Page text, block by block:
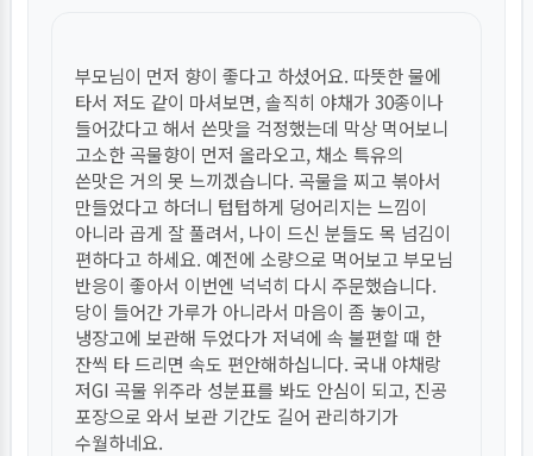
부모님이 먼저 향이 좋다고 하셨어요. 따뜻한 물에
타서 저도 같이 마셔보면, 솔직히 야채가 30종이나
들어갔다고 해서 쓴맛을 걱정했는데 막상 먹어보니
고소한 곡물향이 먼저 올라오고, 채소 특유의
쓴맛은 거의 못 느끼겠습니다. 곡물을 찌고 볶아서
만들었다고 하더니 텁텁하게 덩어리지는 느낌이
아니라 곱게 잘 풀려서, 나이 드신 분들도 목 넘김이
편하다고 하세요. 예전에 소량으로 먹어보고 부모님
반응이 좋아서 이번엔 넉넉히 다시 주문했습니다.
당이 들어간 가루가 아니라서 마음이 좀 놓이고,
냉장고에 보관해 두었다가 저녁에 속 불편할 때 한
잔씩 타 드리면 속도 편안해하십니다. 국내 야채랑
저GI 곡물 위주라 성분표를 봐도 안심이 되고, 진공
포장으로 와서 보관 기간도 길어 관리하기가
수월하네요.